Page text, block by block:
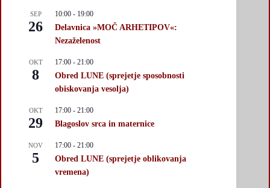
SEP
26
10:00 - 19:00
Delavnica »MOČ ARHETIPOV«:
Nezaželenost
OKT
8
17:00 - 21:00
Obred LUNE (sprejetje sposobnosti
obiskovanja vesolja)
OKT
29
17:00 - 21:00
Blagoslov srca in maternice
NOV
5
17:00 - 21:00
Obred LUNE (sprejetje oblikovanja
vremena)